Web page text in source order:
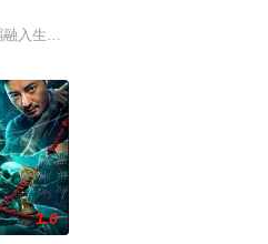
入生活的冲绳。与母亲朱音、妹妹舞
1.0